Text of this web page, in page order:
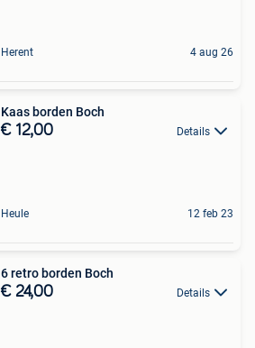
Herent 4 aug 26
Kaas borden Boch
€ 12,00 Details
Heule 12 feb 23
6 retro borden Boch
€ 24,00 Details